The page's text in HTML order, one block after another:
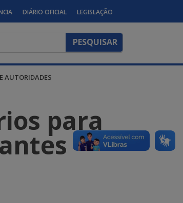
DIÁRIO OFICIAL LEGISLAÇÃO
AUTORIDADES
para